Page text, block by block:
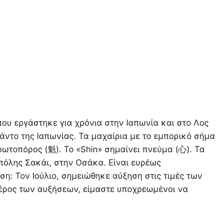
εργάστηκε για χρόνια στην Ιαπωνία και στο Λος
της Ιαπωνίας. Τα μαχαίρια με το εμπορικό σήμα
(魁). Το «Shin» σημαίνει πνεύμα (心). Τα
πόλης Σακάι, στην Οσάκα. Είναι ευρέως
Τον Ιούλιο, σημειώθηκε αύξηση στις τιμές των
των αυξήσεων, είμαστε υποχρεωμένοι να